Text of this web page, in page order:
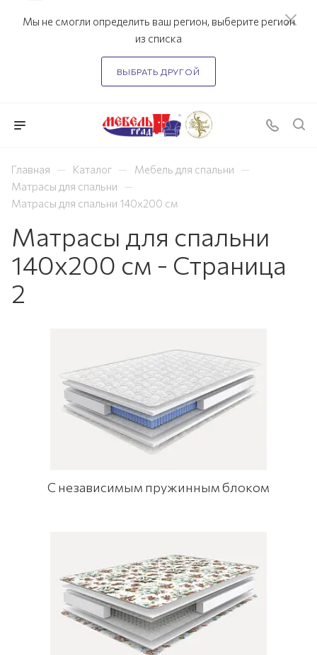
Мы не смогли определить ваш регион, выберите регион
из списка
ВЫБРАТЬ ДРУГОЙ
Главная — Каталог — Мебель для спальни —
Матрасы для спальни —
Матрасы для спальни 140х200 см
Матрасы для спальни
140х200 см - Страница
2
С независимым пружинным блоком